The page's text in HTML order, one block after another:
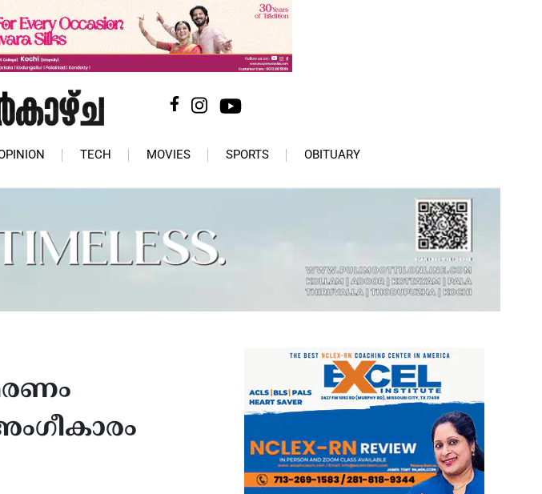
TECH MOVIES SPORTS OBITUARY